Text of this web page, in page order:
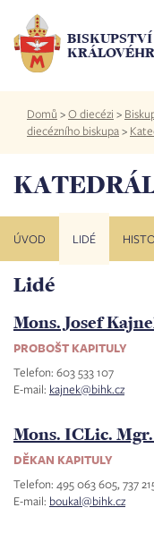
hlavnímu
obsahu
BISKUPSTVÍ
Drobečková
navigace
Domů >O diecézi >
diecézního biskupa>
ÚVOD LIDÉ
Lidé
Mons. Josef
PROBOŠT KAPITULY
Telefon: 603 533 107
E-mail: kajnek@bihk.cz
Mons. ICLic.
DĚKAN KAPITULY
Telefon: 495 063 605, 737
E-mail: boukal@bihk.cz